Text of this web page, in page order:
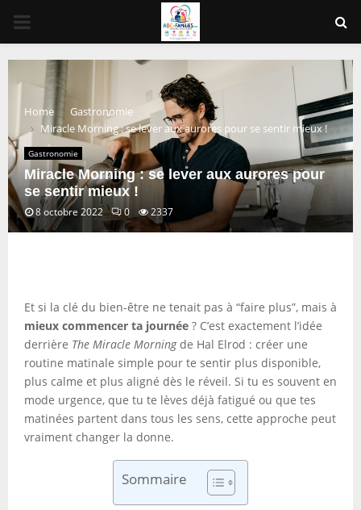
PRIMARY
MENU
Home
Gastronomie
Miracle Morning : se lever aux aurores pour se sentir mieux !
Gastronomie
Miracle Morning : se lever aux aurores pour
se sentir mieux !
8 octobre 2022 0 2337
Et si la clé du bien-être ne tenait pas à “faire plus”, mais à
mieux commencer ta journée ? C’est exactement l’idée
derrière The Miracle Morningde Hal Elrod : créer une
routine matinale simple pour te sentir plus disponible,
plus calme et plus aligné dès le réveil. Si tu es souvent en
mode urgence, que tu te lèves déjà fatigué ou que tes
matinées partent dans tous les sens, cette approche peut
vraiment changer la donne.
Sommaire